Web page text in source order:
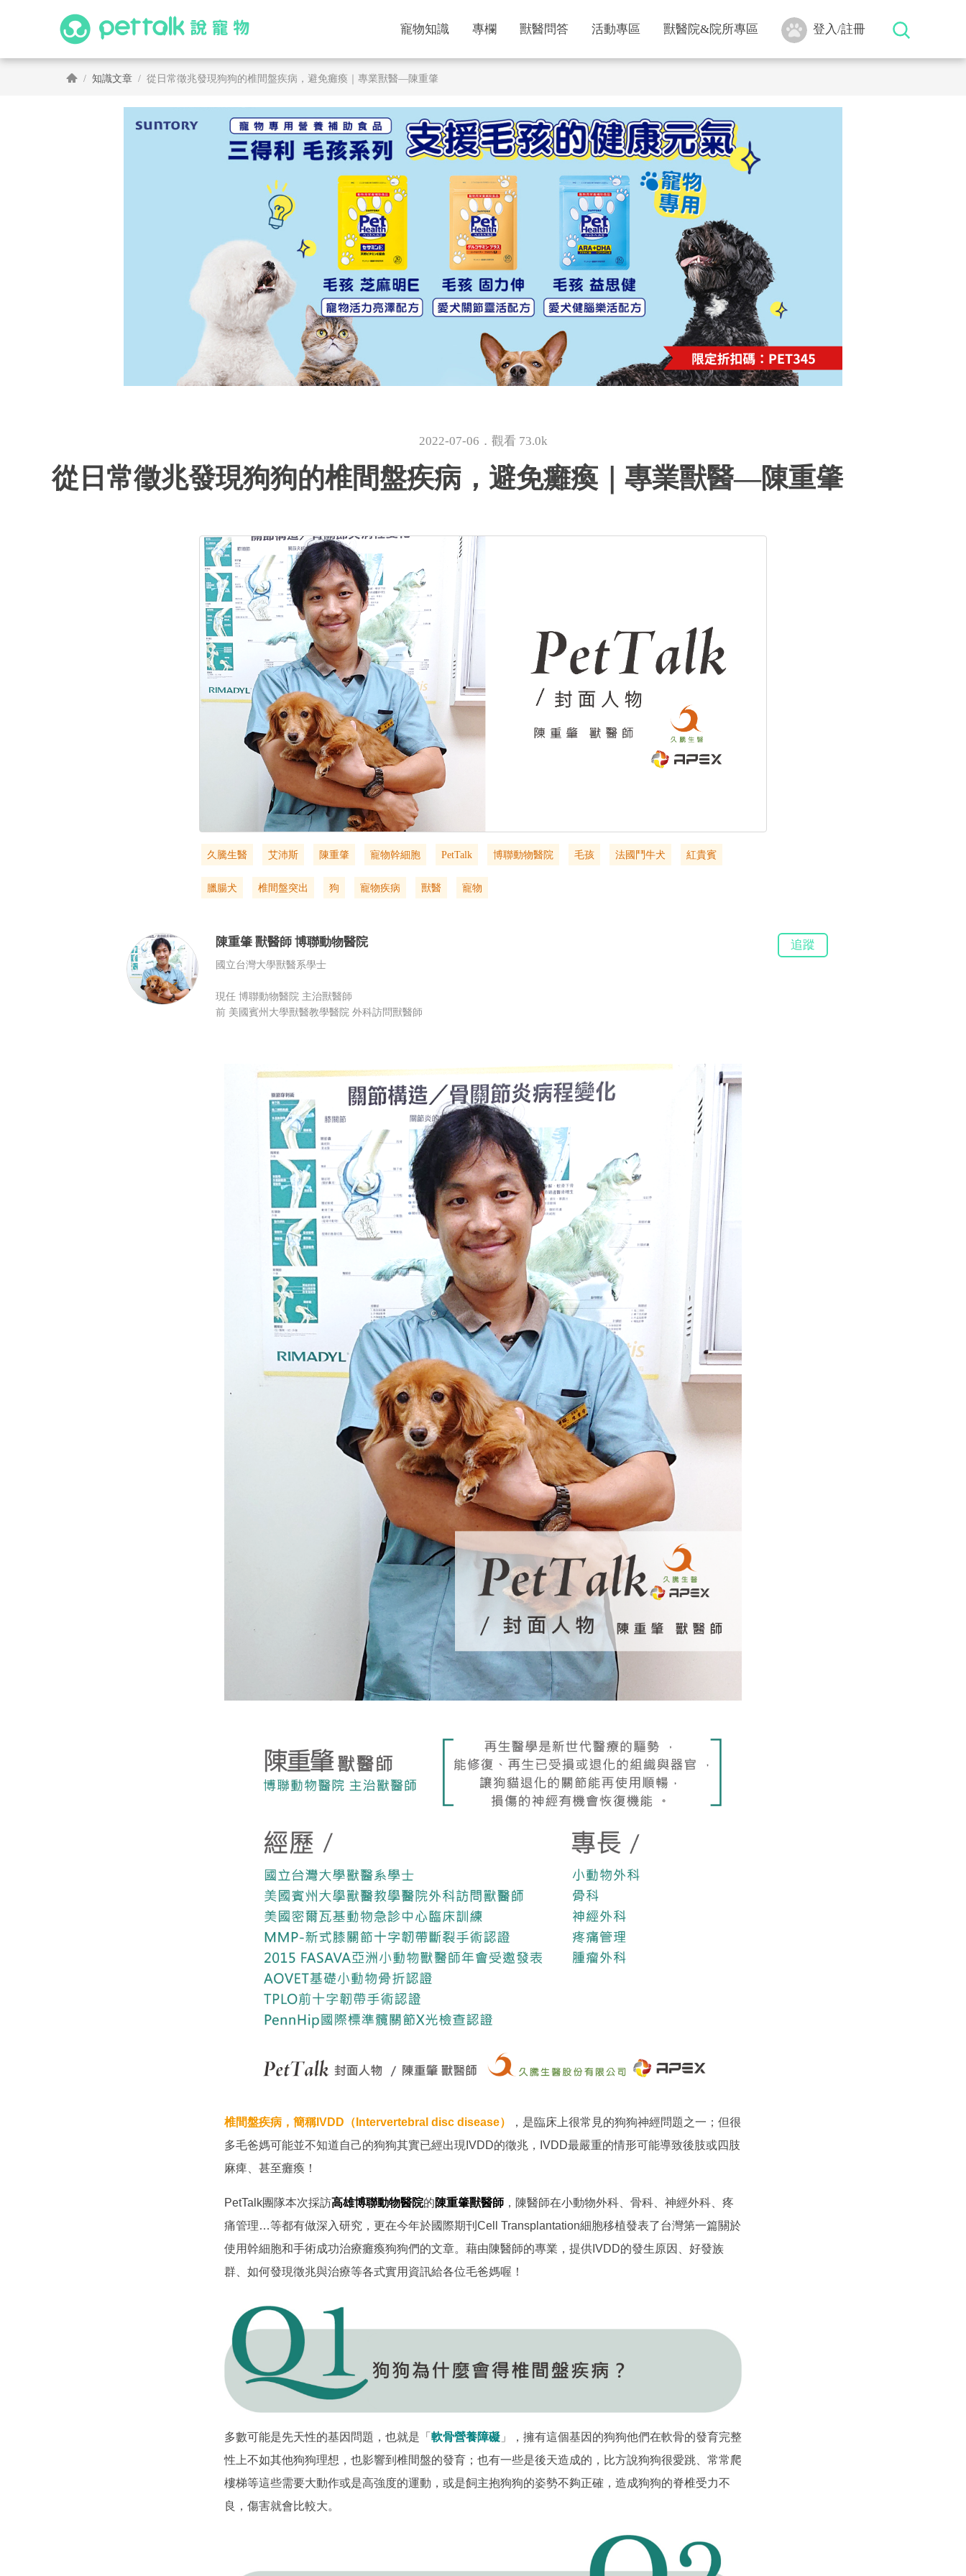
寵物知識 專欄 獸醫問答 活動專區 獸醫院&院所專區 登入/註冊
知識文章 從日常徵兆發現狗狗的椎間盤疾病，避免癱瘓｜專業獸醫—陳重肇
2022-07-06．觀看 73.0k
從日常徵兆發現狗狗的椎間盤疾病，避免癱瘓｜專業獸醫—陳重肇
久騰生醫 艾沛斯 陳重肇 寵物幹細胞 PetTalk 博聯動物醫院 毛孩 法國鬥牛犬 紅貴賓
臘腸犬 椎間盤突出‬ 狗 寵物疾病 獸醫 寵物
陳重肇 獸醫師 博聯動物醫院
國立台灣大學獸醫系學士
現任 博聯動物醫院 主治獸醫師
前 美國賓州大學獸醫教學醫院 外科訪問獸醫師
追蹤
椎間盤疾病，簡稱IVDD（Intervertebral disc disease）
，是臨床上很常見的狗狗神經問題之一；但很
多毛爸媽可能並不知道自己的狗狗其實已經出現IVDD的徵兆，IVDD最嚴重的情形可能導致後肢或四肢
麻痺、甚至癱瘓！
PetTalk團隊本次採訪高雄博聯動物醫院的陳重肇獸醫師 ，陳醫師在小動物外科、骨科、神經外科、疼
痛管理…等都有做深入研究，更在今年於國際期刊Cell Transplantation細胞移植發表了台灣第一篇關於
使用幹細胞和手術成功治療癱瘓狗狗們的文章。藉由陳醫師的專業，提供IVDD的發生原因、好發族
群、如何發現徵兆與治療等各式實用資訊給各位毛爸媽喔！
多數可能是先天性的基因問題，也就是「 軟骨營養障礙 」，擁有這個基因的狗狗他們在軟骨的發育完整
性上不如其他狗狗理想，也影響到椎間盤的發育；也有一些是後天造成的，比方說狗狗很愛跳、常常爬
樓梯等這些需要大動作或是高強度的運動，或是飼主抱狗狗的姿勢不夠正確，造成狗狗的脊椎受力不
良，傷害就會比較大。